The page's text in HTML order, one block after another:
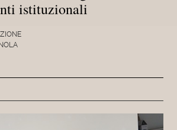
istituzionali